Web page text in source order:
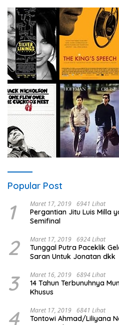
Popular Post
1 Maret 17, 2019 6941 Lihat
Pergantian Jitu Luis Milla
Semifinal
2 Maret 17, 2019 6924 Lihat
Tunggal Putra Paceklik
Saran Untuk Jonatan dkk
3 Maret 16, 2019 6894 Lihat
14 Tahun Terbunuhnya
Khusus
4 Maret 17, 2019 6841 Lihat
Tontowi Ahmad/Liliyana